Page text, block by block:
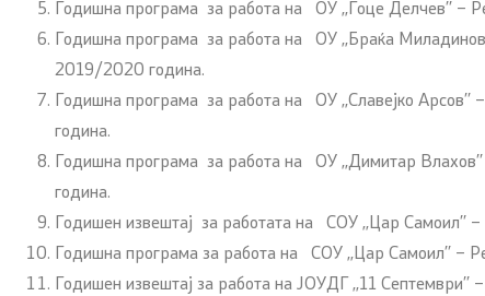
Годишна програма за работа на ОУ ,,Гоце Делчев’’ –
Годишна програма за работа на ОУ ,,Браќа
2019/2020 година.
Годишна програма за работа на ОУ ,,Славејко
година.
Годишна програма за работа на ОУ ,,Димитар
година.
Годишен извештај за работата на СОУ ,,Цар Самоил’’
Годишна програма за работа на СОУ ,,Цар Самоил’’ –
Годишен извештај за работа на ЈОУДГ ,,11